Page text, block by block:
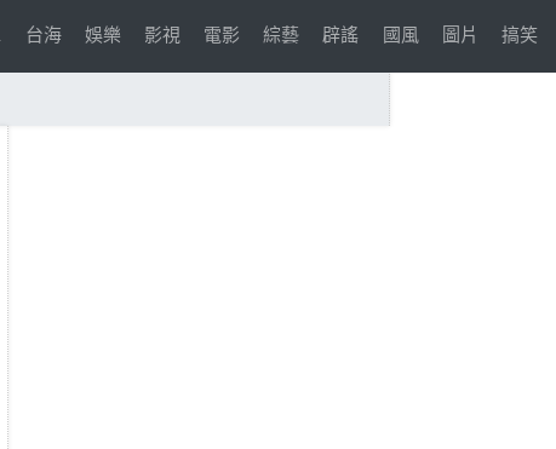
台海 娛樂 影視 電影 綜藝 辟謠 國風 圖片 搞笑